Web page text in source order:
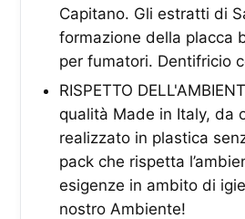
Capitano. Gli estratti di
formazione della placca
per fumatori. Dentifricio
RISPETTO
qualità Made in Italy, da
realizzato in plastica
pack che rispetta
esigenze in ambito di
nostro Ambiente!